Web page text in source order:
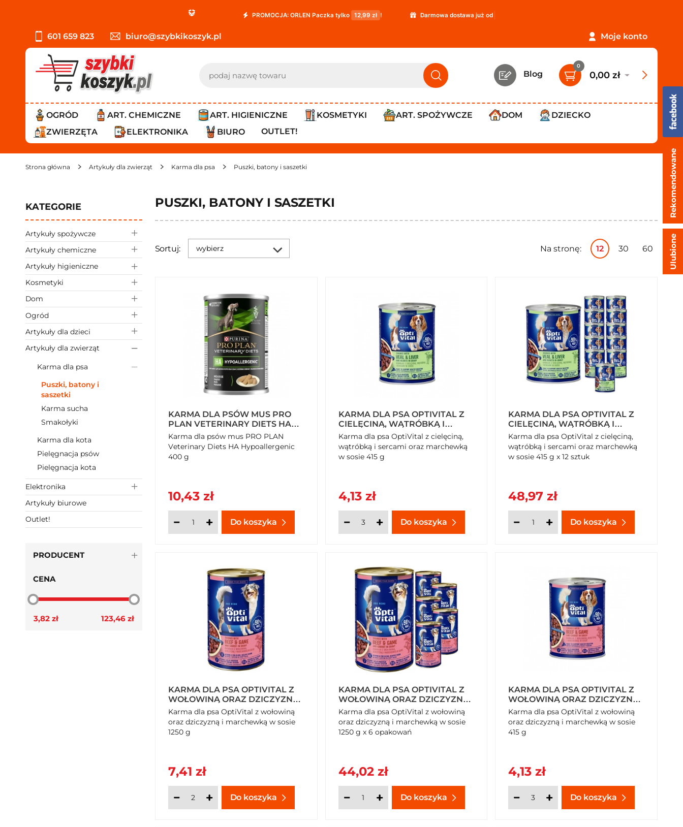
PROMOCJA: ORLEN Paczka tylko 12,99 zł ! Darmowa dostawa już od 119,99 zł !
601 659 823 biuro@szybkikoszyk.pl Moje konto
Blog
0
0,00 zł
OGRÓD ART. CHEMICZNE ART. HIGIENICZNE KOSMETYKI ART. SPOŻYWCZE DOM
DZIECKO
ZWIERZĘTA
ELEKTRONIKA BIURO OUTLET!
Strona główna Artykuły dla zwierząt Karma dla psa Puszki, batony i saszetki
KATEGORIE
Artykuły spożywcze
Artykuły chemiczne
Artykuły higieniczne
Kosmetyki
Dom
Ogród
Artykuły dla dzieci
Artykuły dla zwierząt
Karma dla psa
Puszki, batony i
saszetki
Karma sucha
Smakołyki
Karma dla kota
Pielęgnacja psów
Pielęgnacja kota
Elektronika
Artykuły biurowe
Outlet!
PRODUCENT
CENA
3,82 zł 123,46 zł
PUSZKI, BATONY I SASZETKI
Sortuj: wybierz Na stronę: 12 30 60
KARMA DLA PSÓW MUS PRO
PLAN VETERINARY DIETS HA
HYPOALLERGENIC 400 G
Karma dla psów mus PRO PLAN
Veterinary Diets HA Hypoallergenic
400 g
10,43 zł
Do koszyka
KARMA DLA PSA OPTIVITAL Z
CIELĘCINĄ, WĄTRÓBKĄ I
SERCAMI ORAZ MARCHEWKĄ
W SOSIE 415 G
Karma dla psa OptiVital z cielęciną,
wątróbką i sercami oraz marchewką
w sosie 415 g
4,13 zł
Do koszyka
KARMA DLA PSA OPTIVITAL Z
CIELĘCINĄ, WĄTRÓBKĄ I
SERCAMI ORAZ MARCHEWKĄ
W SOSIE 415 G X 12 SZTUK
Karma dla psa OptiVital z cielęciną,
wątróbką i sercami oraz marchewką
w sosie 415 g x 12 sztuk
48,97 zł
Do koszyka
KARMA DLA PSA OPTIVITAL Z
WOŁOWINĄ ORAZ DZICZYZNĄ I
MARCHEWKĄ W SOSIE 1250 G
Karma dla psa OptiVital z wołowiną
oraz dziczyzną i marchewką w sosie
1250 g
7,41 zł
Do koszyka
KARMA DLA PSA OPTIVITAL Z
WOŁOWINĄ ORAZ DZICZYZNĄ I
MARCHEWKĄ W SOSIE 1250 G X
6 OPAKOWAŃ
Karma dla psa OptiVital z wołowiną
oraz dziczyzną i marchewką w sosie
1250 g x 6 opakowań
44,02 zł
Do koszyka
KARMA DLA PSA OPTIVITAL Z
WOŁOWINĄ ORAZ DZICZYZNĄ I
MARCHEWKĄ W SOSIE 415 G
Karma dla psa OptiVital z wołowiną
oraz dziczyzną i marchewką w sosie
415 g
4,13 zł
Do koszyka
Rekomendowane
Ulubione